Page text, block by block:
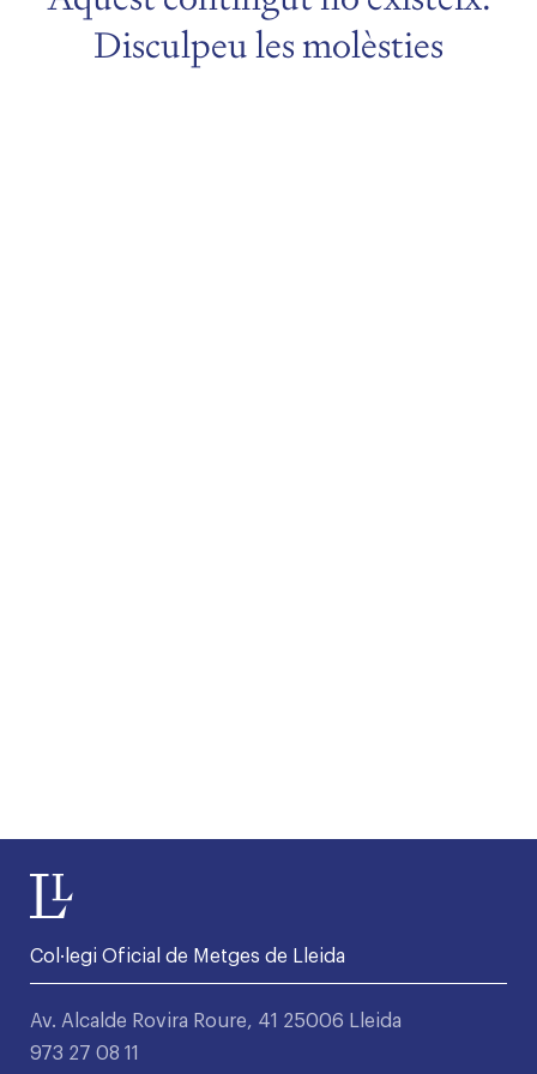
Disculpeu les molèsties
Col·legi Oficial de Metges de Lleida
Av. Alcalde Rovira Roure, 41 25006 Lleida
973 27 08 11